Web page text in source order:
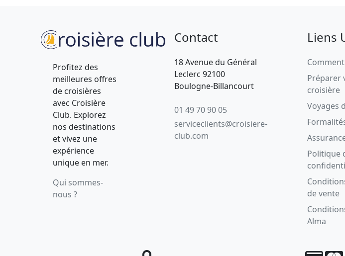
Profitez des
meilleures offres
de croisières
avec Croisière
Club. Explorez
nos destinations
et vivez une
expérience
unique en mer.
Qui sommes-
nous ?
Contact
18 Avenue du Général
Leclerc 92100
Boulogne-Billancourt
01 49 70 90 05
serviceclients@croisiere-
club.com
Liens
Préparer
croisière
Voyages
Politique
de vente
Alma